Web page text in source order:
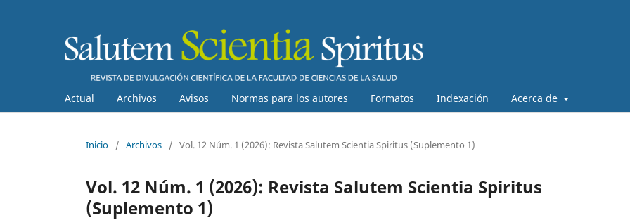
Actual Archivos Avisos Normas para los autores Formatos Indexación Acerca de
Inicio / Archivos / Vol. 12 Núm. 1 (2026): Revista Salutem Scientia Spiritus (Suplemento 1)
Vol. 12 Núm. 1 (2026): Revista Salutem Scientia Spiritus
(Suplemento 1)